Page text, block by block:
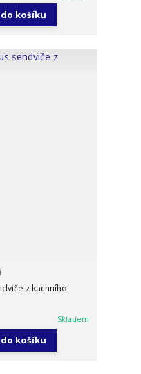
košíku
z kachního
Skladem
košíku